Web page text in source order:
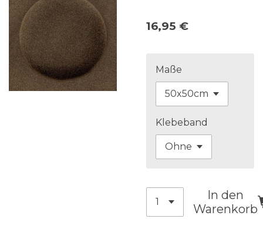
16,95 €
Maße
Klebeband
In den
Warenkorb